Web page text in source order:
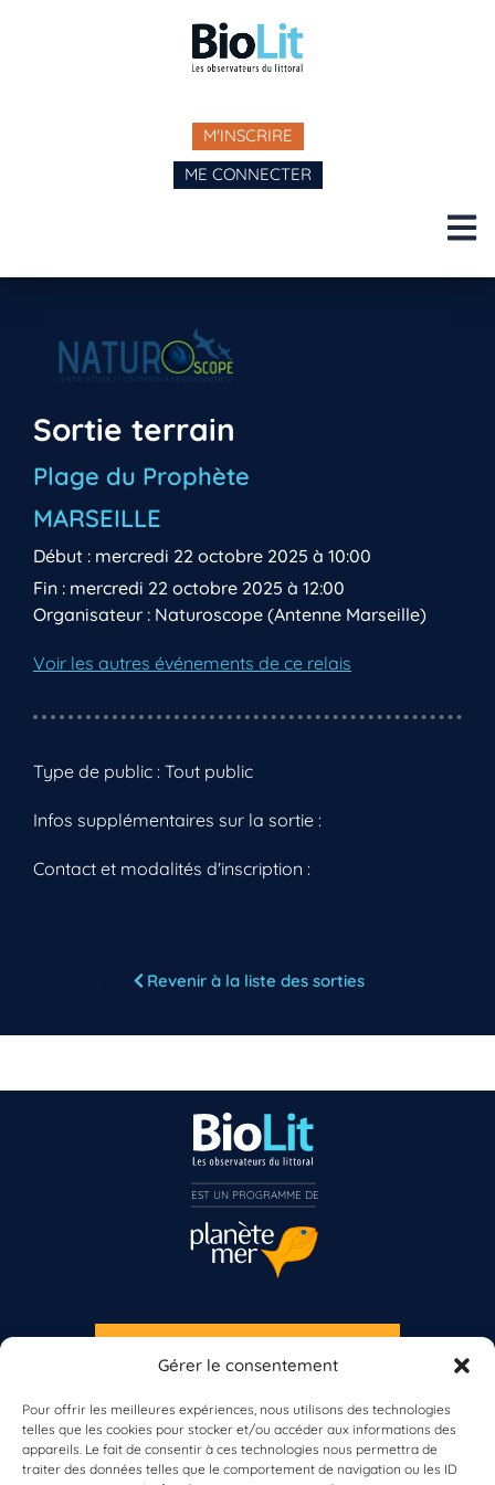
Gérer le consentement
Pour offrir les meilleures expériences, nous utilisons des technologies
telles que les cookies pour stocker et/ou accéder aux informations des
appareils. Le fait de consentir à ces technologies nous permettra de
traiter des données telles que le comportement de navigation ou les ID
M'INSCRIRE
ME CONNECTER
Sortie terrain
Plage du Prophète
MARSEILLE
Début : mercredi 22 octobre 2025 à 10:00
Fin : mercredi 22 octobre 2025 à 12:00
Organisateur : Naturoscope (Antenne Marseille)
Voir les autres événements de ce relais
Type de public : Tout public
Infos supplémentaires sur la sortie :
Contact et modalités d'inscription :
Revenir à la liste des sorties
S'INSCRIRE À LA NEWSLETTER
Vous n’êtes pas encore inscrit à Biolit ?
Inscrivez-vous dès maintenant